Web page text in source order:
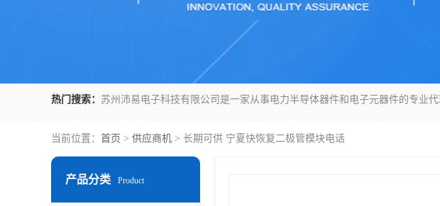
热门搜索：
当前位置： 首页 > 供应商机 > 长期可供 宁夏快恢复二极管模块电话
产品分类 Product